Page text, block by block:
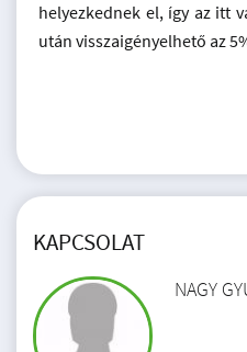
helyezkednek el, így az itt
után visszaigényelhető az
KAPCSOLAT
NAGY